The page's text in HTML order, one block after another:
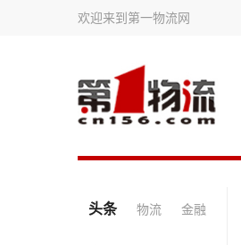
欢迎来到第一物流网
头条 物流 金融